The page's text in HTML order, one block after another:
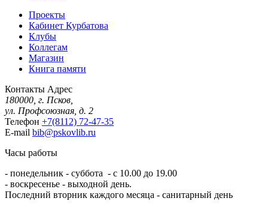
Проекты
Кабинет Курбатова
Клубы
Коллегам
Магазин
Книга памяти
Контакты Адрес
180000, г. Псков,
ул. Профсоюзная, д. 2
Телефон +7(8112) 72-47-35
E-mail bib@pskovlib.ru
Часы работы
- понедельник - суббота - с 10.00 до 19.00
- воскресенье - выходной день.
Последний вторник каждого месяца - санитарный день